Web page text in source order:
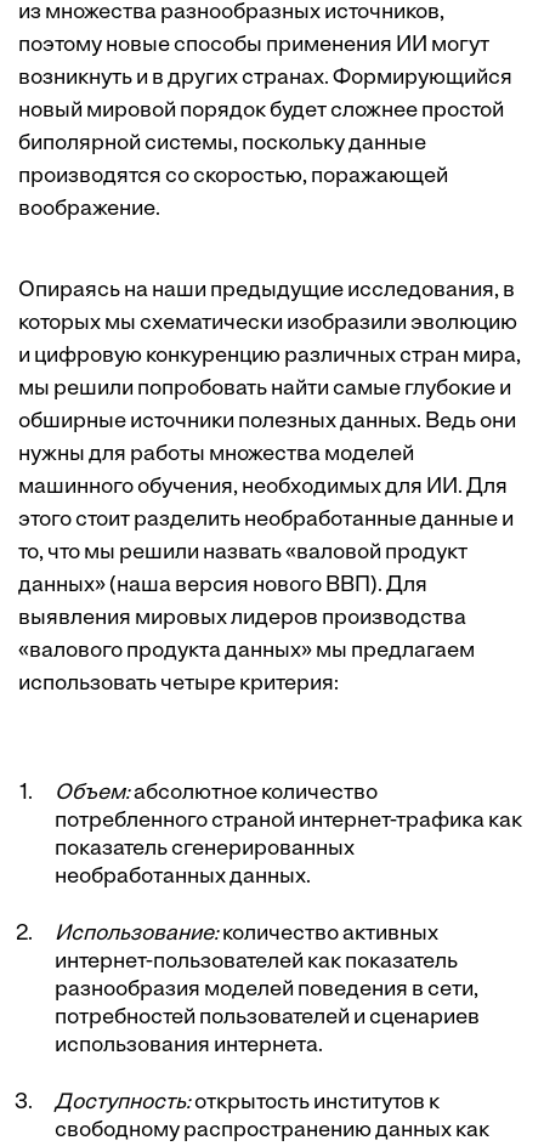
из множества разнообразных источников,
поэтому новые способы применения ИИ могут
возникнуть и в других странах. Формирующийся
новый мировой порядок будет сложнее простой
биполярной системы, поскольку данные
производятся соскоростью, поражающей
воображение.
Опираясь на наши предыдущие исследования, в
которых мы схематически изобразили эволюцию
и цифровую конкуренцию различных стран мира,
мы решили попробовать найти самые глубокие и
обширные источники полезных данных. Ведь они
нужны для работы множества моделей
машинного обучения, необходимых для ИИ. Для
этого стоит разделить необработанные данные и
то, что мы решили назвать «валовой продукт
данных» (наша версия нового ВВП). Для
выявления мировых лидеров производства
«валового продукта данных» мы предлагаем
использовать четыре критерия:
Объем:абсолютное количество
потребленного страной интернет-трафика как
показатель сгенерированных
необработанных данных.
Использование:количество активных
интернет-пользователей как показатель
разнообразия моделей поведения в сети,
потребностей пользователей и сценариев
использования интернета.
Доступность:открытость институтов к
свободному распространению данных как